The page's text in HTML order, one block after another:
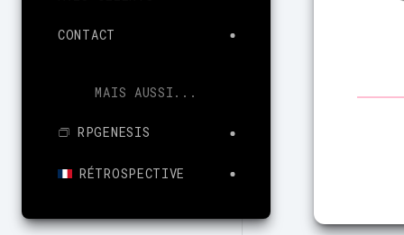
CONTACT
MAIS AUSSI...
RPGENESIS
RÉTROSPECTIVE